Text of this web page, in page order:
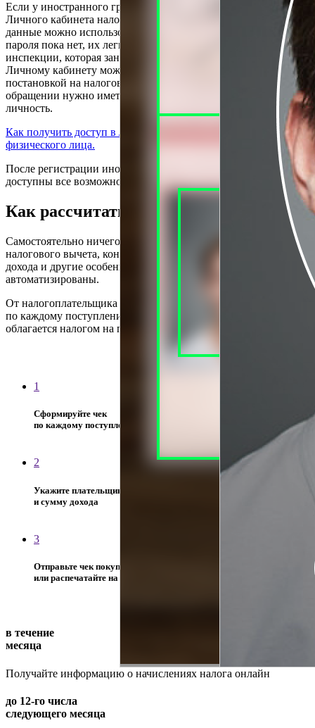
Если у иностранного гражданина уже есть ИНН и пароль от
Личного кабинета налогоплательщика-физического лица, эти
данные можно использовать для регистрации. Если ИНН или
пароля пока нет, их легко получить в любой налоговой
инспекции, которая занимается приемом граждан. Доступ к
Личному кабинету можно получить одновременно с
постановкой на налоговый учет и присвоением ИНН. При
обращении нужно иметь при себе документ, удостоверяющий
личность.
Как получить доступ в Личный кабинет налогоплательщика –
физического лица.
После регистрации иностранному гражданину будут
доступны все возможности мобильного приложения.
Как рассчитать сумму налога к уплате
Самостоятельно ничего считать не нужно. Применение
налогового вычета, контроль над ограничением по сумме
дохода и другие особенности расчета полностью
автоматизированы.
От налогоплательщика требуется только формирование чека
по каждому поступлению от того вида деятельности, которая
облагается налогом на профессиональный доход.
1
Сформируйте чек
по каждому поступлению
2
Укажите плательщика
и сумму дохода
3
Отправьте чек покупателю
или распечатайте на бумаге
в течение
месяца
Получайте информацию о начислениях налога онлайн
до 12-го числа
следующего месяца